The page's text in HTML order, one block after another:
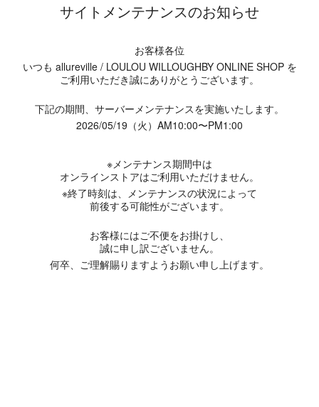
サイトメンテナンスのお知らせ
お客様各位
いつも allureville / LOULOU WILLOUGHBY ONLINE SHOP を
ご利用いただき誠にありがとうございます。
下記の期間、サーバーメンテナンスを実施いたします。
2026/05/19（火）AM10:00〜PM1:00
※メンテナンス期間中は
オンラインストアはご利用いただけません。
※終了時刻は、メンテナンスの状況によって
前後する可能性がございます。
お客様にはご不便をお掛けし、
誠に申し訳ございません。
何卒、ご理解賜りますようお願い申し上げます。